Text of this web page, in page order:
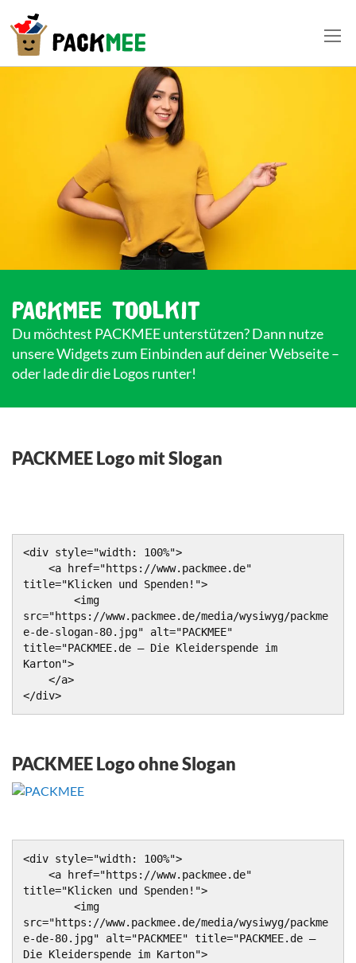
PACKMEE Toolkit
Du möchtest PACKMEE unterstützen? Dann nutze
unsere Widgets zum Einbinden auf deiner Webseite –
oder lade dir die Logos runter!
PACKMEE Logo mit Slogan
<div style="width: 100%">
title="Klicken und Spenden!">
src="https://www.packmee.de/media/wysiwyg/packme
e-de-slogan-80.jpg" alt="PACKMEE"
title="PACKMEE.de – Die Kleiderspende im
Karton">
</div>
PACKMEE Logo ohne Slogan
<div style="width: 100%">
title="Klicken und Spenden!">
src="https://www.packmee.de/media/wysiwyg/packme
e-de-80.jpg" alt="PACKMEE" title="PACKMEE.de –
Die Kleiderspende im Karton">